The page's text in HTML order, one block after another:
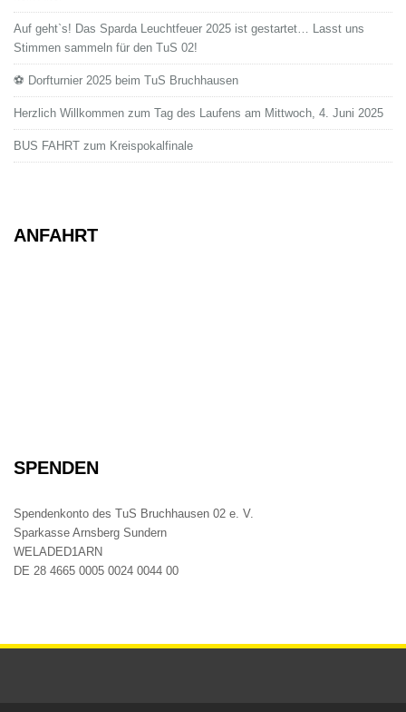
Auf geht`s! Das Sparda Leuchtfeuer 2025 ist gestartet… Lasst uns
Stimmen sammeln für den TuS 02!
⚽ Dorfturnier 2025 beim TuS Bruchhausen
Herzlich Willkommen zum Tag des Laufens am Mittwoch, 4. Juni 2025
BUS FAHRT zum Kreispokalfinale
ANFAHRT
SPENDEN
Spendenkonto des TuS Bruchhausen 02 e. V.
Sparkasse Arnsberg Sundern
WELADED1ARN
DE 28 4665 0005 0024 0044 00